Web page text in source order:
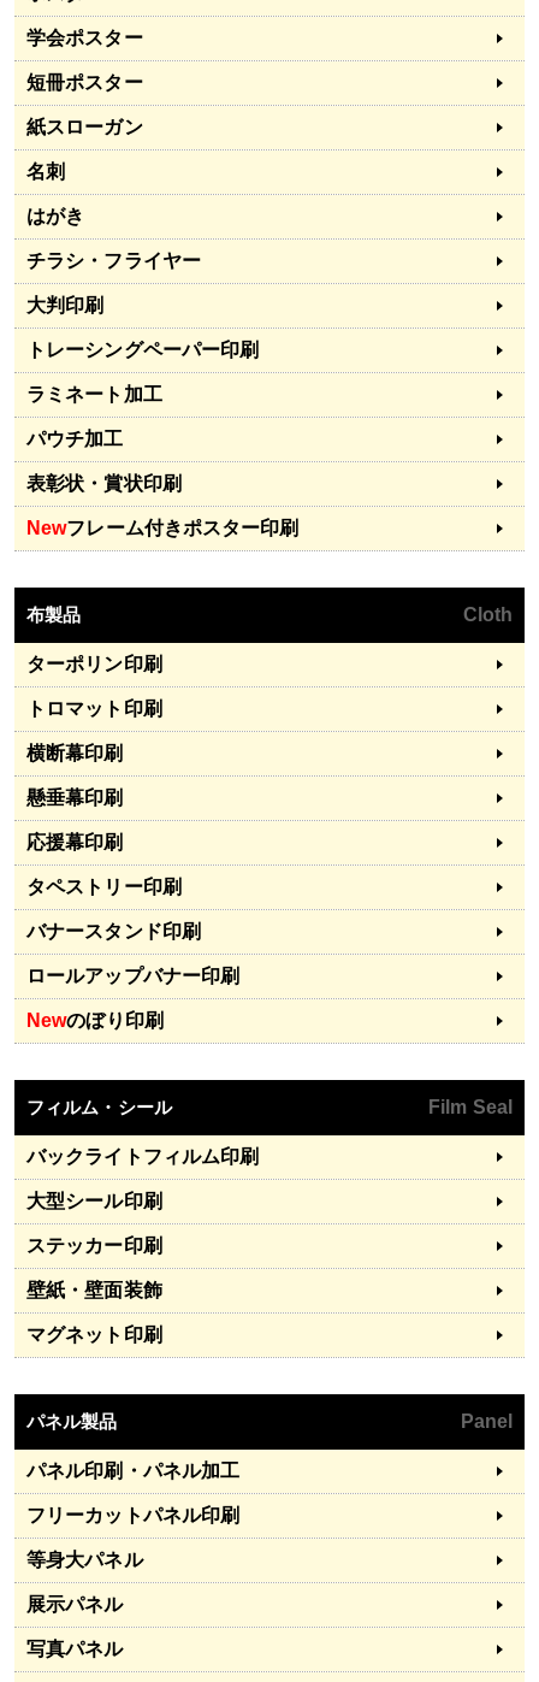
学会ポスター
短冊ポスター
紙スローガン
名刺
はがき
チラシ・フライヤー
大判印刷
トレーシングペーパー印刷
ラミネート加工
パウチ加工
表彰状・賞状印刷
Newフレーム付きポスター印刷
布製品 Cloth
ターポリン印刷
トロマット印刷
横断幕印刷
懸垂幕印刷
応援幕印刷
タペストリー印刷
バナースタンド印刷
ロールアップバナー印刷
Newのぼり印刷
フィルム・シール Film Seal
バックライトフィルム印刷
大型シール印刷
ステッカー印刷
壁紙・壁面装飾
マグネット印刷
パネル製品 Panel
パネル印刷・パネル加工
フリーカットパネル印刷
等身大パネル
展示パネル
写真パネル